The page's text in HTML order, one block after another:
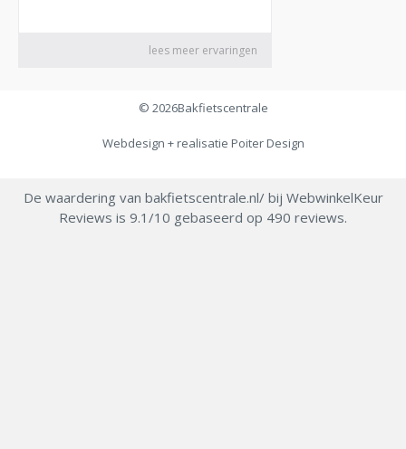
© 2026Bakfietscentrale
Webdesign + realisatie Poiter Design
De waardering van bakfietscentrale.nl/ bij WebwinkelKeur
Reviews is 9.1/10 gebaseerd op 490 reviews.